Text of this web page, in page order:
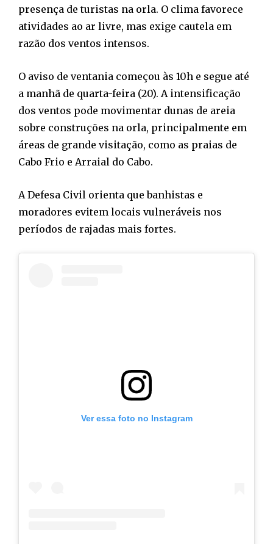
presença de turistas na orla. O clima favorece
atividades ao ar livre, mas exige cautela em
razão dos ventos intensos.
O aviso de ventania começou às 10h e segue até
a manhã de quarta-feira (20). A intensificação
dos ventos pode movimentar dunas de areia
sobre construções na orla, principalmente em
áreas de grande visitação, como as praias de
Cabo Frio e Arraial do Cabo.
A Defesa Civil orienta que banhistas e
moradores evitem locais vulneráveis nos
períodos de rajadas mais fortes.
Ver essa foto no Instagram